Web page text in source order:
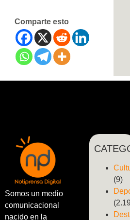
Comparte esto
Somos un medio
comunicacional
nacido en la
(9)